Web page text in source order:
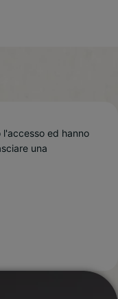
ed hanno
una